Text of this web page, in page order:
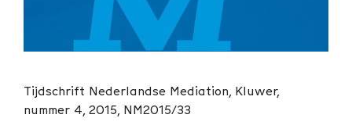
Tijdschrift Nederlandse Mediation, Kluwer,
nummer 4, 2015, NM2015/33